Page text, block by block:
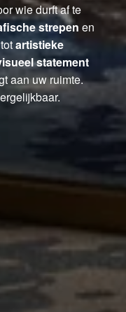
wie durft af te
strepen en
artistieke
statement
aan uw ruimte.